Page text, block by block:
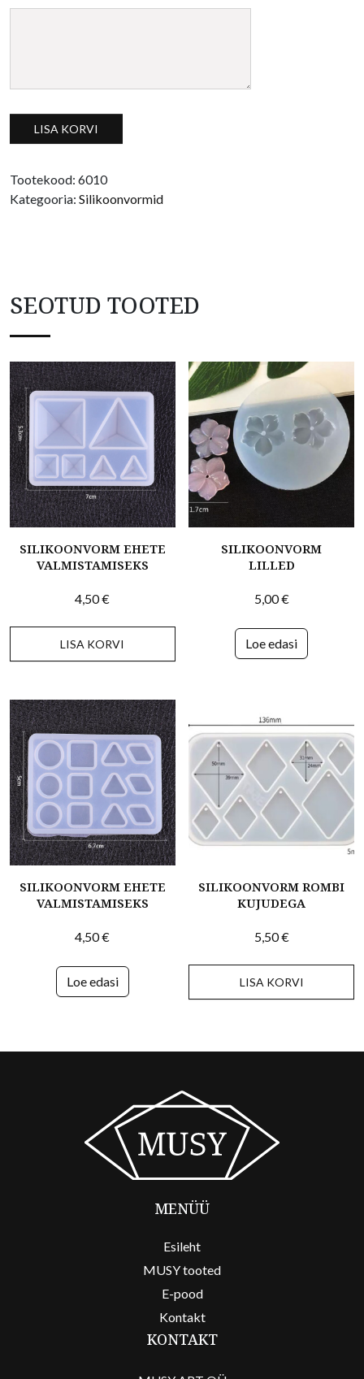
Silikoonvorm süda, tahukas väike kogus
LISA KORVI
Tootekood: 6010
Kategooria: Silikoonvormid
SEOTUD TOOTED
SILIKOONVORM EHETE
VALMISTAMISEKS
4,50€
LISA KORVI
SILIKOONVORM
LILLED
5,00€
Loe edasi
SILIKOONVORM EHETE
VALMISTAMISEKS
4,50€
Loe edasi
SILIKOONVORM ROMBI
KUJUDEGA
5,50€
LISA KORVI
MENÜÜ
Esileht
MUSY tooted
E-pood
Kontakt
KONTAKT